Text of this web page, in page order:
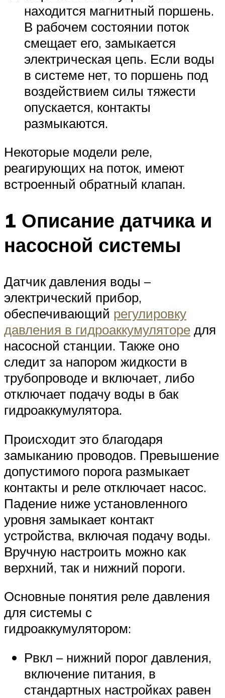
находится магнитный поршень.
В рабочем состоянии поток
смещает его, замыкается
электрическая цепь. Если воды
в системе нет, то поршень под
воздействием силы тяжести
опускается, контакты
размыкаются.
Некоторые модели реле,
реагирующих на поток, имеют
встроенный обратный клапан.
1 Описание датчика и
насосной системы
Датчик давления воды –
электрический прибор,
обеспечивающий регулировку
давления в гидроаккумуляторе для
насосной станции. Также оно
следит за напором жидкости в
трубопроводе и включает, либо
отключает подачу воды в бак
гидроаккумулятора.
Происходит это благодаря
замыканию проводов. Превышение
допустимого порога размыкает
контакты и реле отключает насос.
Падение ниже установленного
уровня замыкает контакт
устройства, включая подачу воды.
Вручную настроить можно как
верхний, так и нижний пороги.
Основные понятия реле давления
для системы с
гидроаккумулятором:
Рвкл – нижний порог давления,
включение питания, в
стандартных настройках равен